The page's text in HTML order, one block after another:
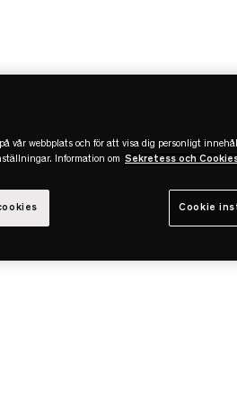
vår webbplats och för att visa dig personligt
Information om Sekretess och
Cookie